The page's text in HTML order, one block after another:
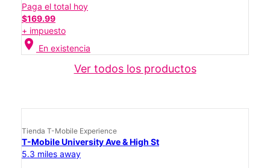
Paga el total hoy
$169.99
+ impuesto
location_on En existencia
Ver todos los productos
Tienda T-Mobile Experience
T-Mobile University Ave & High St
5.3 miles away